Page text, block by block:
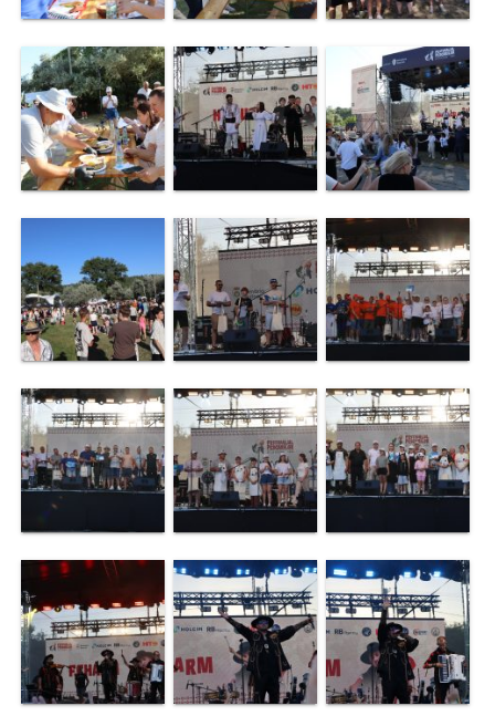
Certificate/Autorizații
Modele
de
cereri
Media
Știri
și
Galerie
Foto
Galerie
Video
Contacte